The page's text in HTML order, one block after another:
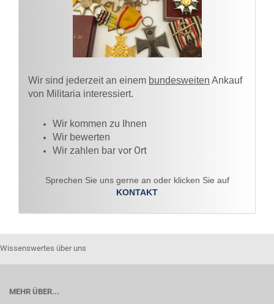
Wir sind jederzeit an einem bundesweiten Ankauf
von Militaria interessiert.
Wir kommen zu Ihnen​
Wir bewerten
Wir zahlen bar vor Ort
Sprechen Sie uns gerne an oder klicken Sie auf
KONTAKT
Wissenswertes über uns
MEHR ÜBER...